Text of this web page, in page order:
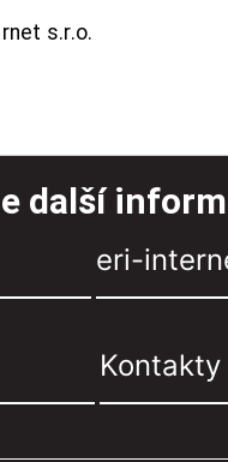
s.r.o.
další
eri-
Kontakty